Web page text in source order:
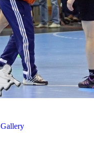
Gallery